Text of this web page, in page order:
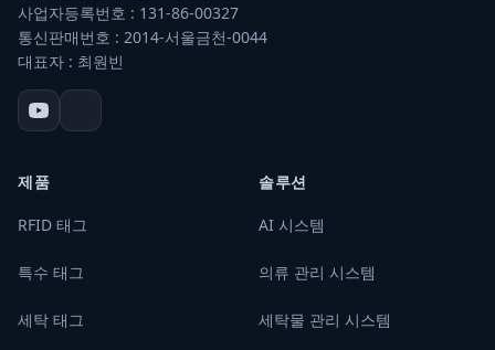
사업자등록번호 : 131-86-00327
통신판매번호 : 2014-서울금천-0044
대표자 : 최원빈
제품
RFID 태그
특수 태그
세탁 태그
솔루션
AI 시스템
의류 관리 시스템
세탁물 관리 시스템